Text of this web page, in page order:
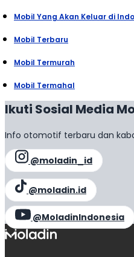
Mobil Yang Akan Keluar di
Mobil Terbaru
Mobil Termurah
Mobil Termahal
Ikuti Sosial Media
Info otomotif terbaru dan
@moladin_id
@moladin.id
@MoladinIndonesia